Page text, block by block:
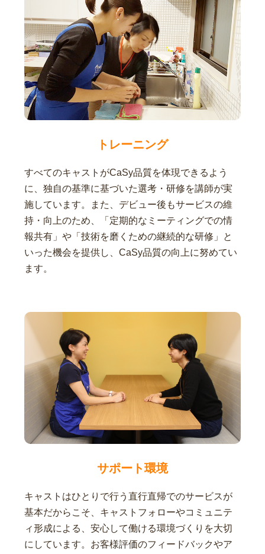
トレーニング
すべてのキャストがCaSy品質を体現できるよう
に、独自の基準に基づいた選考・研修を講師が実
施しています。また、デビュー後もサービスの維
持・向上のため、「定期的なミーティングでの情
報共有」や「技術を磨くための継続的な研修」と
いった機会を提供し、CaSy品質の向上に努めてい
ます。
サポート環境
キャストはひとりで行う直行直帰でのサービスが
基本だからこそ、キャストフォローやコミュニテ
ィ形成による、安心して働ける環境づくりを大切
にしています。お客様評価のフィードバックやア